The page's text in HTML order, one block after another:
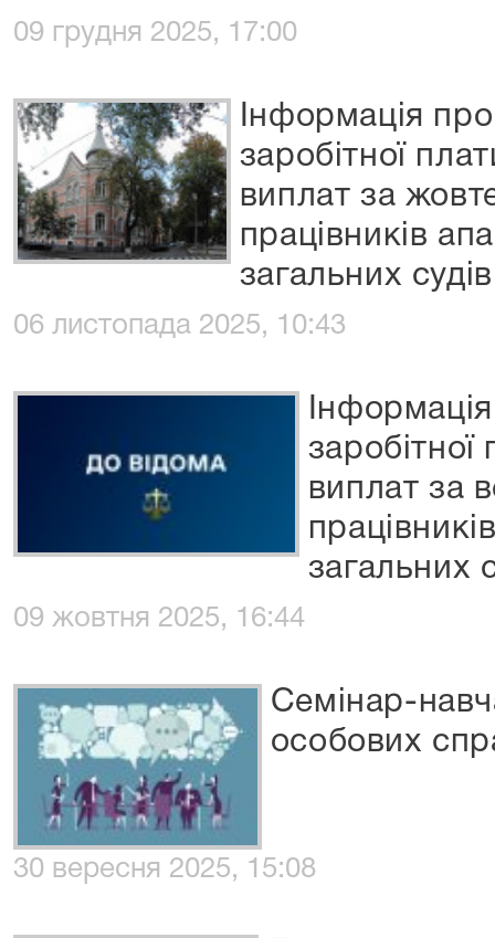
09 грудня 2025, 17:00
Інформація
заробітної
виплат за
працівників
загальних
06 листопада 2025, 10:43
виплат за
загальних
09 жовтня 2025, 16:44
Семінар-
особових
30 вересня 2025, 15:08